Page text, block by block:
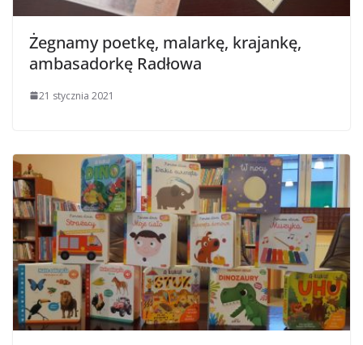
Żegnamy poetkę, malarkę, krajankę,
ambasadorkę Radłowa
21 stycznia 2021